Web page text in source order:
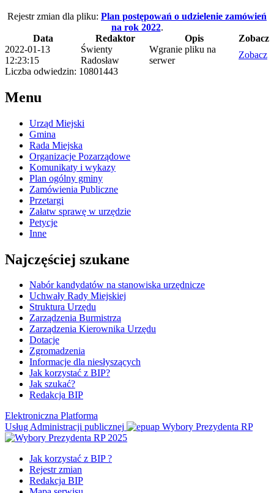
Rejestr zmian dla pliku: Plan postępowań o udzielenie zamówień
na rok 2022.
Data
Redaktor Opis
Zobacz
2022-01-13
12:23:15
Świenty
Radosław
Wgranie pliku na
serwer
Zobacz
Liczba odwiedzin: 10801443
Menu
Urząd Miejski
Gmina
Rada Miejska
Organizacje Pozarządowe
Komunikaty i wykazy
Plan ogólny gminy
Zamówienia Publiczne
Przetargi
Załatw sprawę w urzędzie
Petycje
Inne
Najczęściej szukane
Nabór kandydatów na stanowiska urzędnicze
Uchwały Rady Miejskiej
Struktura Urzędu
Zarządzenia Burmistrza
Zarządzenia Kierownika Urzędu
Dotacje
Zgromadzenia
Informacje dla niesłyszących
Jak korzystać z BIP?
Jak szukać?
Redakcja BIP
Elektroniczna Platforma
Usług Administracji publicznej
Wybory Prezydenta RP
Jak korzystać z BIP ?
Rejestr zmian
Redakcja BIP